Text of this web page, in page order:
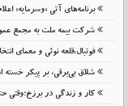
برنامه‌های آتی «وسرمایه»
شرکت بیمه ملت به مجمع
فوتبال،قلعه نوئی و معمای
شلاق‌ بی‌برقی، بر پیکر خسته‌
کار و زندگی در برزخ؛وقتی